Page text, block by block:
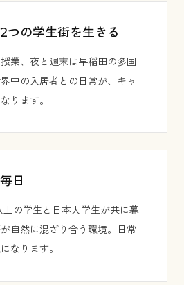
つの学生街を生きる
業、夜と週末は早稲田の多国
中の入居者との日常が、キャ
ります。
日
の学生と日本人学生が共に暮
自然に混ざり合う環境。日常
なります。